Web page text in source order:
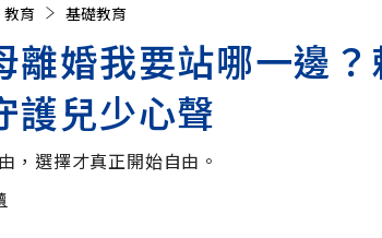
教育 基礎教育
離婚我要站哪一邊
護兒少心聲
，選擇才真正開始自由。